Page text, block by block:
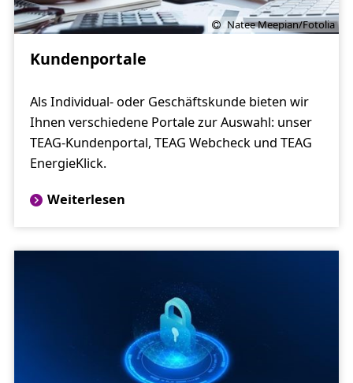
Natee Meepian/Fotolia
Kundenportale
Als Individual- oder Geschäftskunde bieten wir
Ihnen verschiedene Portale zur Auswahl: unser
TEAG-Kundenportal, TEAG Webcheck und TEAG
EnergieKlick.
Weiterlesen